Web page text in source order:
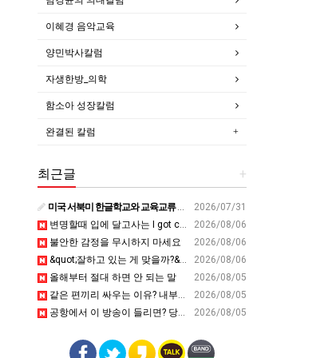
이혜경 음악교육
양민박사칼럼
자생한방_의학
함소아 성장칼럼
완결된 칼럼
+
최근글
2026/07/31
미국 서북미 한글학교와 교육교류 첫 물꼬 - 사회적경제뉴스
2026/08/06
변명할때 입에 달고사는 I got carried away????????
2026/08/06
불안한 감정을 무시하지 마세요
2026/08/06
&quot;잘하고 있는 게 맞을까?&quot; 세바시 대표가 비교 지옥에서 탈출한 방법 [#세바시45 에디토리얼 ep.2]
2026/08/05
올해부터 절대 하면 안 되는 말
2026/08/05
같은 편끼리 싸우는 이유? 내부의 적이 더 무섭다? 인간이 갈등을 빚는 이유ㅣ최재천의 아마존
2026/08/05
공항에서 이 방송이 들리면? 당장 뛰어가세요!! #영어회화 #영어표현 #영어공부